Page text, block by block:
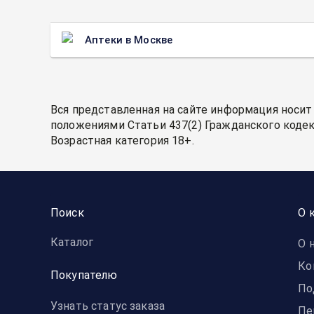
Аптеки в Москве
Вся представленная на сайте информация
положениями Статьи 437(2) Гражданского
Возрастная категория 18+.
Поиск
Каталог
Покупателю
Узнать статус заказа
О
О